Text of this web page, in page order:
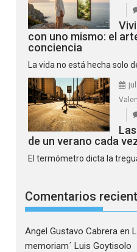
con uno mismo: el
conciencia
La vida no está hecha solo
de un verano cada
El termómetro dicta la
Comentarios
Angel Gustavo Cabrera en
memoriam´ Luis Goytisolo